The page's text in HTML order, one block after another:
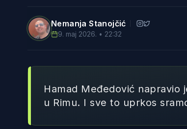
Nemanja Stanojčić
9. maj 2026. • 22:32
Hamad Međedović
u Rimu. I sve to uprkos